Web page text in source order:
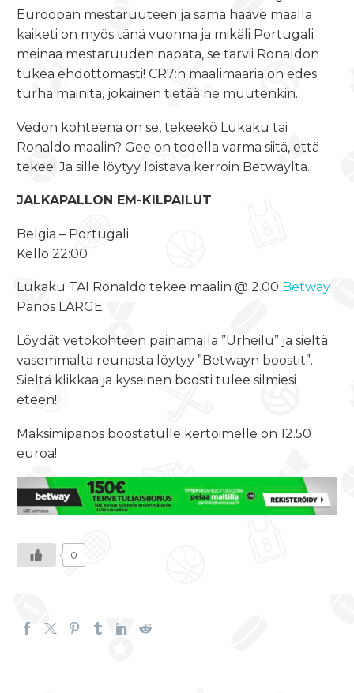
Euroopan mestaruuteen ja sama haave maalla
kaiketi on myös tänä vuonna ja mikäli Portugali
meinaa mestaruuden napata, se tarvii Ronaldon
tukea ehdottomasti! CR7:n maalimääriä on edes
turha mainita, jokainen tietää ne muutenkin.
Vedon kohteena on se, tekeekö Lukaku tai
Ronaldo maalin? Gee on todella varma siitä, että
tekee! Ja sille löytyy loistava kerroin Betwaylta.
JALKAPALLON EM-KILPAILUT
Belgia – Portugali
Kello 22:00
Lukaku TAI Ronaldo tekee maalin @ 2.00 Betway
Panos LARGE
Löydät vetokohteen painamalla ”Urheilu” ja sieltä
vasemmalta reunasta löytyy ”Betwayn boostit”.
Sieltä klikkaa ja kyseinen boosti tulee silmiesi
eteen!
Maksimipanos boostatulle kertoimelle on 12.50
euroa!
0